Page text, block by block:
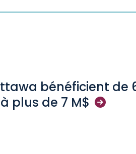
bénéficient de
plus de 7 M$